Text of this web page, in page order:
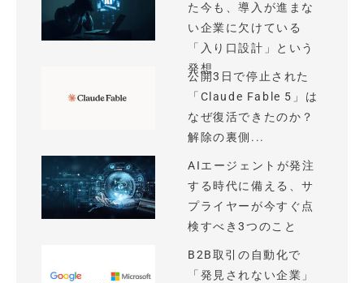
た今も、導入が進まな
い企業に欠けている
「入り口設計」という
発想
公開3日で停止された
「Claude Fable 5」は
なぜ復活できたのか？
解除の裏側...
AIエージェントが発注
する時代に備える、サ
プライヤーが今すぐ点
検すべき3つのこと
B2B取引の自動化で
「発見されない企業」